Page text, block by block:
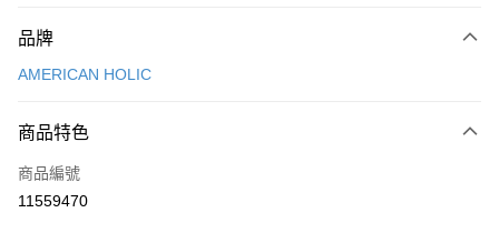
信用卡一次付款
3 期 0 利率 每期
合作金庫商業銀行
上海商業儲蓄銀行
超商取貨付款
LINE Pay
品牌
AMERICAN HOLIC
商品特色
商品編號
11559470